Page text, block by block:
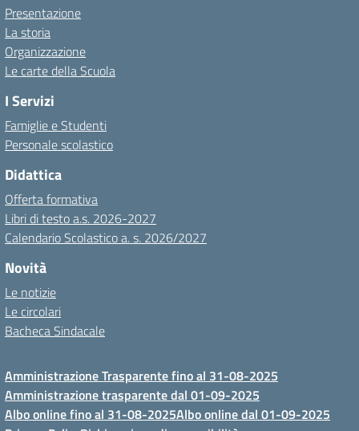
Presentazione
La storia
Organizzazione
Le carte della Scuola
I Servizi
Famiglie e Studenti
Personale scolastico
Didattica
Offerta formativa
Libri di testo a.s. 2026-2027
Calendario Scolastico a. s. 2026/2027
Novità
Le notizie
Le circolari
Bacheca Sindacale
Amministrazione Trasparente fino al 31-08-2025
Amministrazione trasparente dal 01-09-2025
Albo online fino al 31-08-2025Albo online dal 01-09-2025